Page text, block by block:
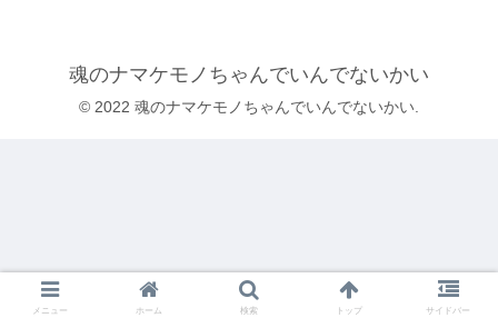
魂のナマケモノちゃんでいんでないかい
© 2022 魂のナマケモノちゃんでいんでないかい.
メニュー ホーム 検索 トップ サイドバー